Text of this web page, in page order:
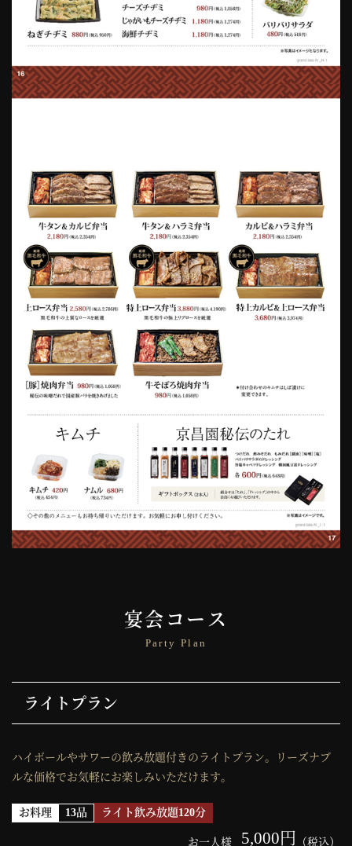
宴会コース
ライトプラン
ハイボールやサワーの飲み放題付きのライトプラン。リーズナブ
ルな価格でお気軽にお楽しみいただけます。
お料理 13品 ライト飲み放題120分
お一人様 5,000円 （税込）